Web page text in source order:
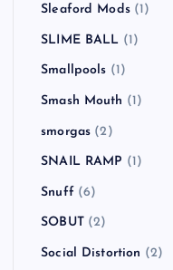
Sleaford Mods(1)
SLIME BALL (1)
Smallpools (1)
Smash Mouth (1)
smorgas (2)
SNAIL RAMP (1)
Snuff (6)
SOBUT(2)
Social Distortion (2)